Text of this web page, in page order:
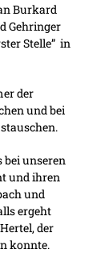
Burkard
Gehringer
Stelle” in
der
und bei
bei unseren
und ihren
und
ergeht
der
konnte.